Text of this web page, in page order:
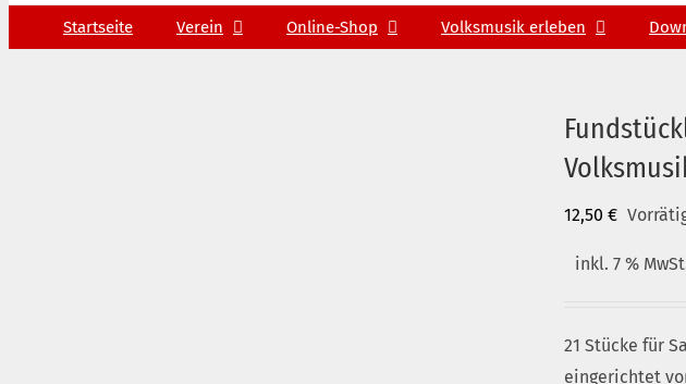
Startseite Verein Online-Shop Volksmusik erleben
12,50 €
inkl. 7 %
21 Stücke für
eingerichtet